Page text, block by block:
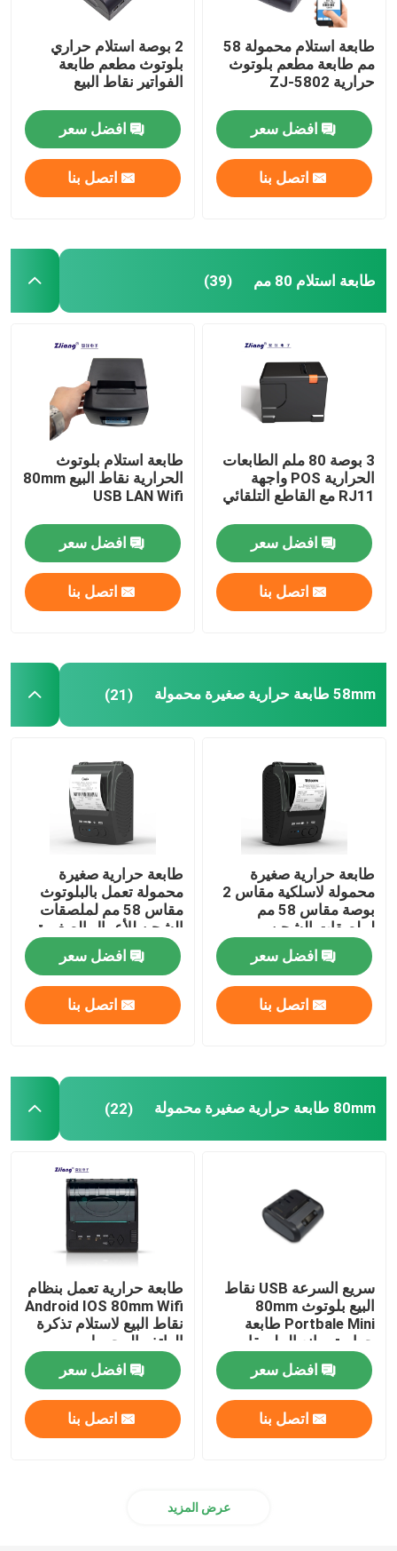
جولة في المعمل
ضبط الجودة
اتصل بنا
أخبار
طابعات نقاط البيع الحرارية
طابعة استلام 80 مم
80mm طابعة حرارية صغيرة محمولة
طابعة بلوتوث حرارية 58 مم
طابعة بلوتوث حرارية 80 مم
طابعة ملصقات 4 بوصة
طابعة ملصقات صغيرة
الطابعات اللاسلكية المحمولة
محطة نقاط البيع المحمولة
طابعة ورق A4
طابعة استلام محمولة 58
مم طابعة مطعم بلوتوث
حرارية ZJ-5802
افضل سعر
اتصل بنا
2 بوصة استلام حراري
بلوتوث مطعم طابعة
الفواتير نقاط البيع
افضل سعر
اتصل بنا
طابعة استلام 80 مم (39)
3 بوصة 80 ملم الطابعات
الحرارية POS واجهة
RJ11 مع القاطع التلقائي
افضل سعر
اتصل بنا
طابعة استلام بلوتوث
الحرارية نقاط البيع 80mm
USB LAN Wifi
افضل سعر
اتصل بنا
58mm طابعة حرارية صغيرة محمولة (21)
طابعة حرارية صغيرة
محمولة لاسلكية مقاس 2
بوصة مقاس 58 مم
لملصقات الشحن
افضل سعر
اتصل بنا
طابعة حرارية صغيرة
محمولة تعمل بالبلوتوث
مقاس 58 مم لملصقات
الشحن للأعمال الصغيرة
افضل سعر
اتصل بنا
80mm طابعة حرارية صغيرة محمولة (22)
سريع السرعة USB نقاط
البيع بلوتوث 80mm
Portbale Mini طابعة
حرارية صانع الملصقات
افضل سعر
اتصل بنا
طابعة حرارية تعمل بنظام
Android IOS 80mm Wifi
نقاط البيع لاستلام تذكرة
الهاتف المحمول
افضل سعر
اتصل بنا
عرض المزيد